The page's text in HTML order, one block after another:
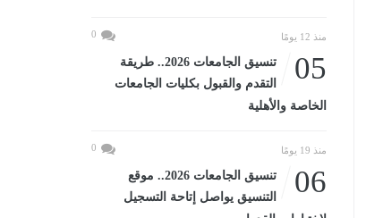
منذ 12 يومًا 0
05
تنسيق الجامعات 2026.. طريقة
التقدم والقبول بكليات الجامعات
الخاصة والأهلية
منذ 19 يومًا 0
06
تنسيق الجامعات 2026.. موقع
التنسيق يواصل إتاحة التسجيل